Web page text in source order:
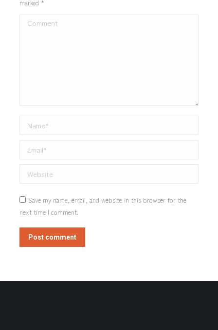
marked *
Comment
Name *
Email *
Website
Save my name, email, and website in this browser for the
next time I comment.
Post comment